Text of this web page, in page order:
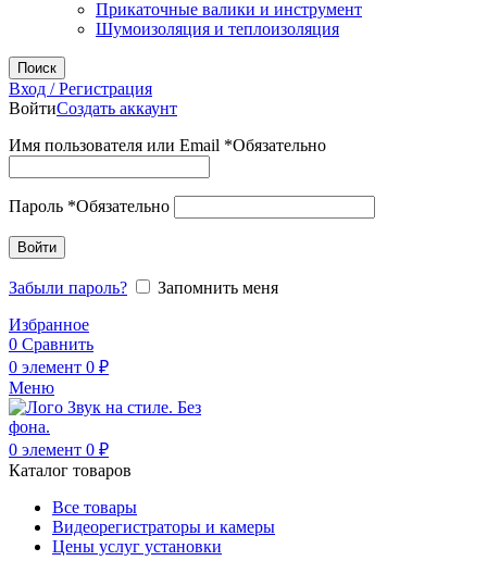
Прикаточные валики и инструмент
Шумоизоляция и теплоизоляция
Поиск
Вход / Регистрация
ВойтиСоздать аккаунт
Имя пользователя или Email *Обязательно
Пароль *Обязательно
Войти
Забыли пароль?
Запомнить меня
Избранное
0 Сравнить
0 элемент 0 ₽
Меню
0 элемент 0 ₽
Каталог товаров
Все товары
Видеорегистраторы и камеры
Цены услуг установки